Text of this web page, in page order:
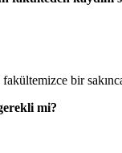
bir
mi?